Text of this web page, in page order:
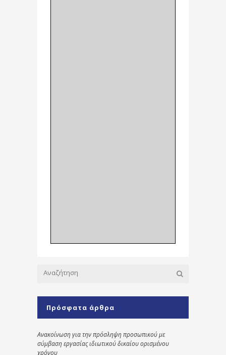
Πρόσφατα άρθρα
Ανακοίνωση για την πρόσληψη προσωπικού με
σύμβαση εργασίας ιδιωτικού δικαίου ορισμένου
χρόνου